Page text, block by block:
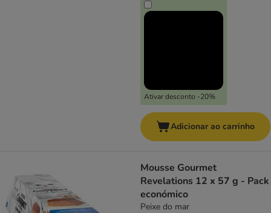
Ativar desconto -20%
Adicionar ao carrinho
Mousse Gourmet
Revelations 12 x 57 g - Pack
económico
Peixe do mar